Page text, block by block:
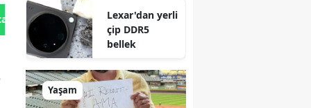
Gönder
Lexar'dan yerli
çip DDR5
bellek
Yaşam